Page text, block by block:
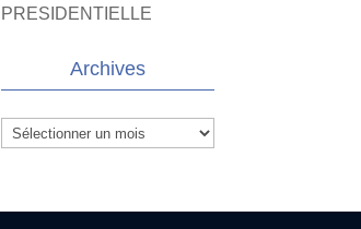
PRESIDENTIELLE
Archives
Archives